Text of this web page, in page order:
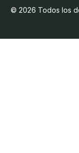
© 2026 Todos los